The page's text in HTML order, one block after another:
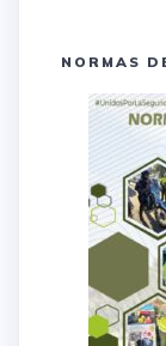
NORMAS